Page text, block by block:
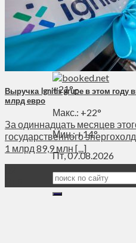
Духовное
Спорт
Технологии
Энергетика
Вильнюс
+21°C
Макс.: +22°
Мин.:+14°
Пт, 07.08.2026
Выручка Ignitis grupе в этом году
млрд евро
За одиннадцать месяцев
государственного
1 млрд 89,9 млн [...]